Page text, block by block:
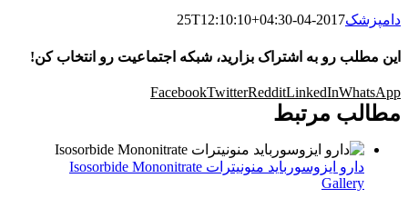
دامپزشک2017-04-25T12:10:10+04:30
این مطلب رو به اشتراک بزارید، شبکه اجتماعیت رو انتخاب کن!
FacebookTwitterRedditLinkedInWhatsApp
مطالب مرتبط
دارو ایزوسورباید منونیترات Isosorbide Mononitrate
Gallery